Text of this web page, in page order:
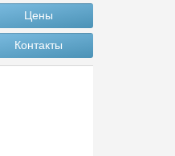
Цены
Контакты